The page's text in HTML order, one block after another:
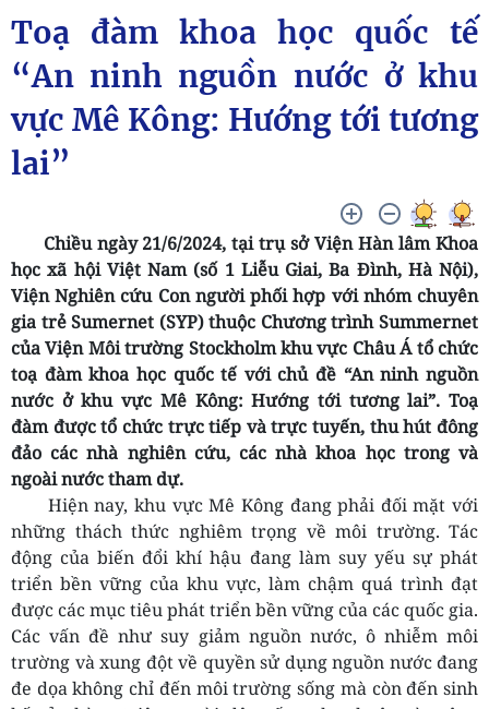
Toạ đàm khoa học quốc tế
“An ninh nguồn nước ở khu
vực Mê Kông: Hướng tới tương
lai”
Chiều ngày 21/6/2024, tại trụ sở Viện Hàn lâm Khoa
học xã hội Việt Nam (số 1 Liễu Giai, Ba Đình, Hà Nội),
Viện Nghiên cứu Con người phối hợp với nhóm chuyên
gia trẻ Sumernet (SYP) thuộc Chương trình Summernet
của Viện Môi trường Stockholm khu vực Châu Á tổ chức
toạ đàm khoa học quốc tế với chủ đề “An ninh nguồn
nước ở khu vực Mê Kông: Hướng tới tương lai”. Toạ
đàm được tổ chức trực tiếp và trực tuyến, thu hút đông
đảo các nhà nghiên cứu, các nhà khoa học trong và
ngoài nước tham dự.
Hiện nay, khu vực Mê Kông đang phải đối mặt với
những thách thức nghiêm trọng về môi trường. Tác
động của biến đổi khí hậu đang làm suy yếu sự phát
triển bền vững của khu vực, làm chậm quá trình đạt
được các mục tiêu phát triển bền vững của các quốc gia.
Các vấn đề như suy giảm nguồn nước, ô nhiễm môi
trường và xung đột về quyền sử dụng nguồn nước đang
đe dọa không chỉ đến môi trường sống mà còn đến sinh